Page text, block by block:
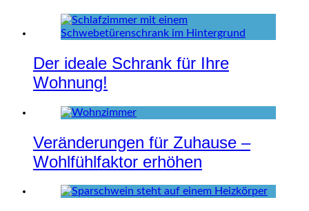
Der ideale Schrank für Ihre
Wohnung!
Veränderungen für Zuhause –
Wohlfühlfaktor erhöhen